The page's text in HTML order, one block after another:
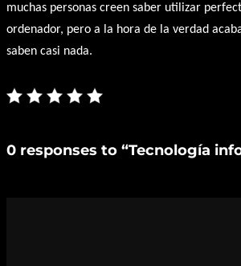
muchas personas creen saber utilizar
ordenador, pero a la hora de la verdad
saben casi nada.
0 responses to “Tecnología